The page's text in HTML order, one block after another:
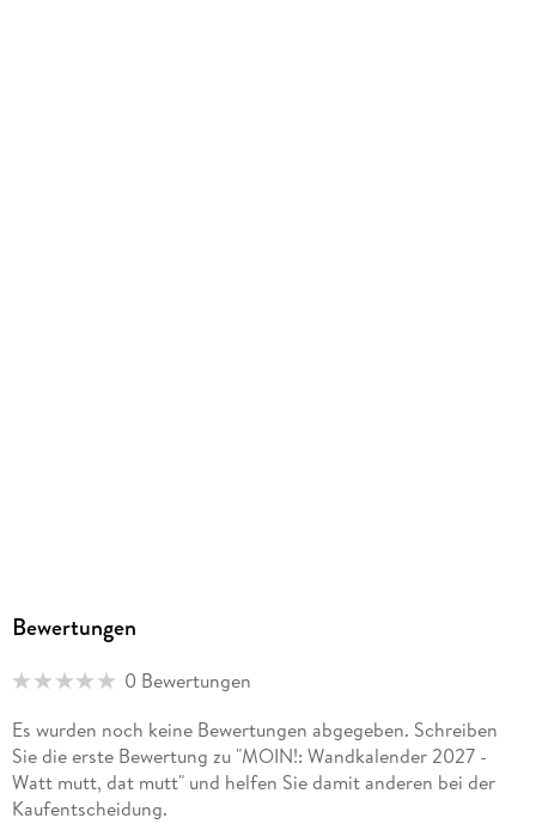
Bewertungen
0 Bewertungen
Es wurden noch keine Bewertungen abgegeben. Schreiben
Sie die erste Bewertung zu "MOIN!: Wandkalender 2027 -
Watt mutt, dat mutt" und helfen Sie damit anderen bei der
Kaufentscheidung.